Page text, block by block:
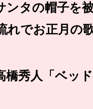
ンタの帽子を
れでお正月の
橋秀人「ベッ